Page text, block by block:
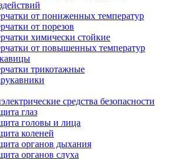
от пониженных температур
от порезов
химически стойкие
от повышенных температур
трикотажные
средства безопасности
глаз
головы и лица
коленей
органов дыхания
органов слуха